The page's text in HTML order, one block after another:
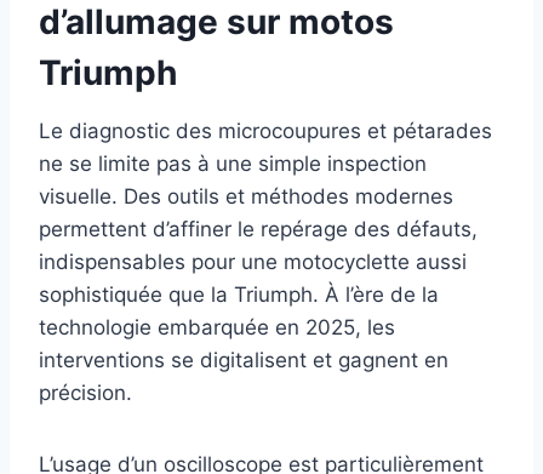
d’allumage sur motos
Triumph
Le diagnostic des microcoupures et pétarades
ne se limite pas à une simple inspection
visuelle. Des outils et méthodes modernes
permettent d’affiner le repérage des défauts,
indispensables pour une motocyclette aussi
sophistiquée que la Triumph. À l’ère de la
technologie embarquée en 2025, les
interventions se digitalisent et gagnent en
précision.
L’usage d’un oscilloscope est particulièrement